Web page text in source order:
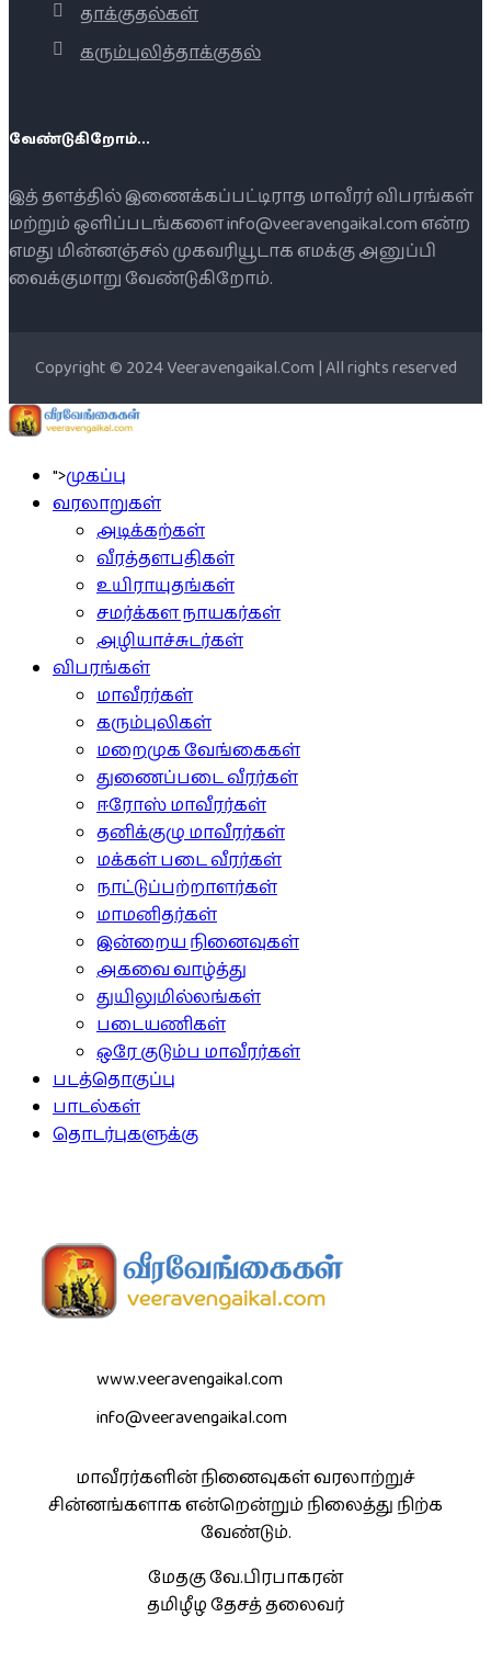
தாக்குதல்கள்
கரும்புலித்தாக்குதல்
வேண்டுகிறோம்...
இத் தளத்தில் இணைக்கப்பட்டிராத மாவீரர் விபரங்கள்
மற்றும் ஒளிப்படங்களை info@veeravengaikal.com என்ற
எமது மின்னஞ்சல் முகவரியூடாக எமக்கு அனுப்பி
வைக்குமாறு வேண்டுகிறோம்.
Copyright © 2024 Veeravengaikal.Com | All rights reserved
">முகப்பு
வரலாறுகள்
அடிக்கற்கள்
வீரத்தளபதிகள்
உயிராயுதங்கள்
சமர்க்கள நாயகர்கள்
அழியாச்சுடர்கள்
விபரங்கள்
மாவீரர்கள்
கரும்புலிகள்
மறைமுக வேங்கைகள்
துணைப்படை வீரர்கள்
ஈரோஸ் மாவீரர்கள்
தனிக்குழு மாவீரர்கள்
மக்கள் படை வீரர்கள்
நாட்டுப்பற்றாளர்கள்
மாமனிதர்கள்
இன்றைய நினைவுகள்
அகவை வாழ்த்து
துயிலுமில்லங்கள்
படையணிகள்
ஒரே குடும்ப மாவீரர்கள்
படத்தொகுப்பு
பாடல்கள்
தொடர்புகளுக்கு
www.veeravengaikal.com
info@veeravengaikal.com
மாவீரர்களின் நினைவுகள் வரலாற்றுச்
சின்னங்களாக என்றென்றும் நிலைத்து நிற்க
வேண்டும்.
மேதகு வே.பிரபாகரன்
தமிழீழ தேசத் தலைவர்